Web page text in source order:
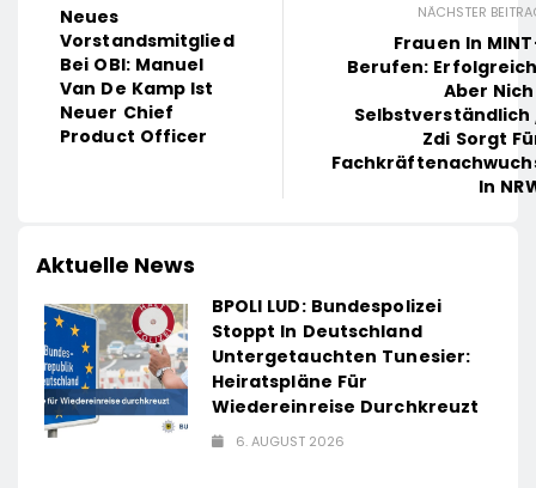
Neues
Vorstandsmitglied
Bei OBI: Manuel
Van De Kamp Ist
Neuer Chief
Product Officer
NÄCHSTER
Frauen In
Berufen:
Aber
Selbstverständlich
Zdi Sorgt
In
Aktuelle News
BPOLI LUD: Bundespolizei
Stoppt In Deutschland
Untergetauchten Tunesier:
Heiratspläne Für
Wiedereinreise Durchkreuzt
6. AUGUST 2026